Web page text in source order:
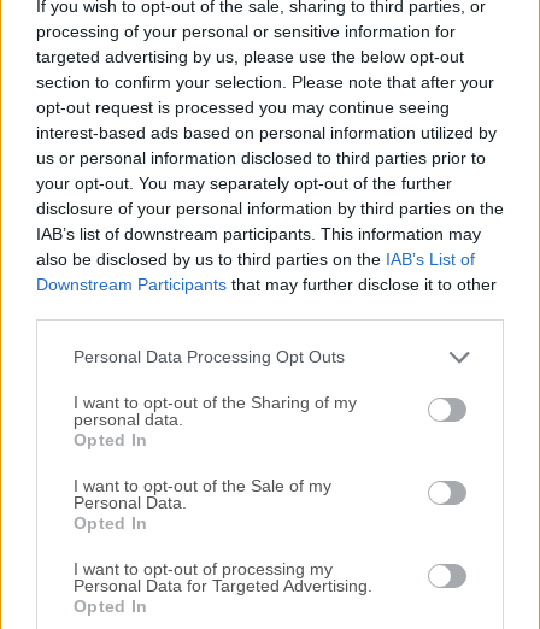
If you wish to opt-out of the sale, sharing to third parties, or
processing of your personal or sensitive information for
targeted advertising by us, please use the below opt-out
section to confirm your selection. Please note that after your
opt-out request is processed you may continue seeing
interest-based ads based on personal information utilized by
us or personal information disclosed to third parties prior to
your opt-out. You may separately opt-out of the further
disclosure of your personal information by third parties on the
IAB’s list of downstream participants. This information may
also be disclosed by us to third parties on the IAB’s List of
Downstream Participants that may further disclose it to other
Personal Data Processing Opt Outs
I want to opt-out of the Sharing of my
personal data.
Opted In
I want to opt-out of the Sale of my
Personal Data.
Opted In
I want to opt-out of processing my
Personal Data for Targeted Advertising.
Opted In
ambientado en un elegante entorno de mundo abierto
donde se anima a los jugadores a encontrar los límites de
la jugabilidad avanzada basada en la física, creada desde
cero por los desarrolladores de studio Stress Level
Zero.Requiere un casco de realidad virtual. Consulta los
requisitos del sistema para obtener más información.Con
escenarios de combate llenos de adrenalina, una amplia
gama de armas cuerpo a cuerpo y a distancia, y un
elegante estilo de presentación audiovisual, BONELAB VR
ha logrado atraer notables elogios de la audiencia y los